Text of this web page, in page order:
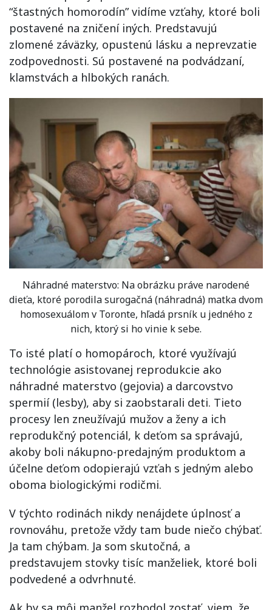
“štastných homorodín” vidíme vzťahy, ktoré boli
postavené na zničení iných. Predstavujú
zlomené záväzky, opustenú lásku a neprevzatie
zodpovednosti. Sú postavené na podvádzaní,
klamstvách a hlbokých ranách.
Náhradné materstvo: Na obrázku práve narodené
dieťa, ktoré porodila surogačná (náhradná) matka dvom
homosexuálom v Toronte, hľadá prsník u jedného z
nich, ktorý si ho vinie k sebe.
To isté platí o homopároch, ktoré využívajú
technológie asistovanej reprodukcie ako
náhradné materstvo (gejovia) a darcovstvo
spermií (lesby), aby si zaobstarali deti. Tieto
procesy len zneužívajú mužov a ženy a ich
reprodukčný potenciál, k deťom sa správajú,
akoby boli nákupno-predajným produktom a
účelne deťom odopierajú vzťah s jedným alebo
oboma biologickými rodičmi.
V týchto rodinách nikdy nenájdete úplnosť a
rovnováhu, pretože vždy tam bude niečo chýbať.
Ja tam chýbam. Ja som skutočná, a
predstavujem stovky tisíc manželiek, ktoré boli
podvedené a odvrhnuté.